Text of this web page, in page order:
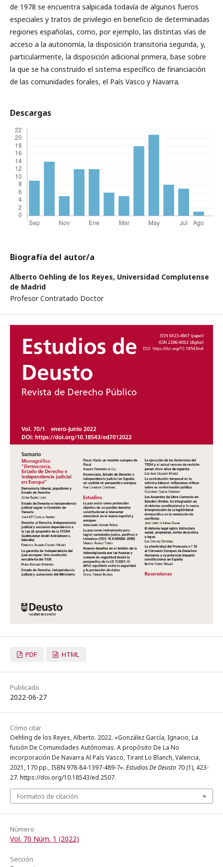
de 1978 se encuentra salpicada todavía de algunos fueros
especiales y tratos de privilegio en beneficio de determinadas
regiones españolas, como, por ejemplo, las distintas vías de
acceso a la autonomía, la disposición transitoria segunda, y,
particularmente, la disposición adicional primera, base sobre
la que se ha construido el sistema específico de financiación
de las comunidades forales, el País Vasco y Navarra.
Descargas
Biografía del autor/a
Alberto Oehling de los Reyes, Universidad Complutense
de Madrid
Profesor Contratado Doctor
PDF HTML
Publicado
2022-06-27
Cómo citar
Oehling de los Reyes, Alberto. 2022. «González García, Ignacio, La
fusión De Comunidades Autónomas. A propósito De La No
incorporación De Navarra Al País Vasco, Tirant Lo Blanch, Valencia,
2021, 170 pp., ISBN 978-84-1397-489-7». Estudios De Deusto 70 (1), 423-
27. https://doi.org/10.18543/ed.2507.
Formatos de citación
Número
Vol. 70 Núm. 1 (2022)
Sección